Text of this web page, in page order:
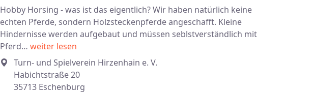
Hobby Horsing - was ist das eigentlich? Wir haben natürlich keine
echten Pferde, sondern Holzsteckenpferde angeschafft. Kleine
Hindernisse werden aufgebaut und müssen seblstverständlich mit
Pferd…weiter lesen
Turn- und Spielverein Hirzenhain e. V.
Habichtstraße 20
35713 Eschenburg